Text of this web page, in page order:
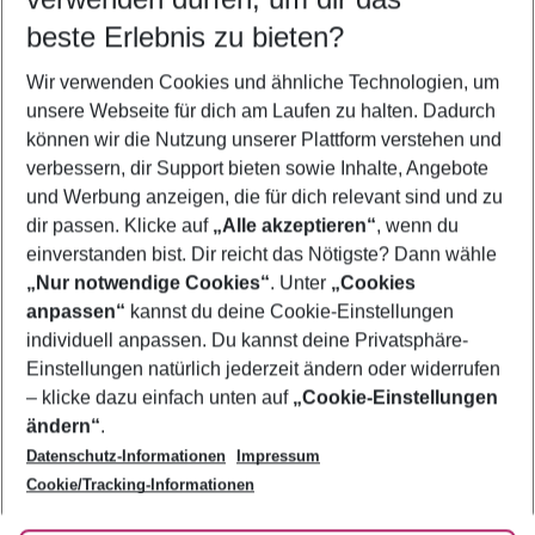
5-8 Nächte
2 Erwachsene Keine Kinder
Mehr Filter anzeigen
Footer
Footer navigation
Über uns
AGB
Bestpreisgarantie
Cookie-Einstellungen ändern
Cookie-Richtlinie
Agenturbetreuung
Barrierefreies Reisen
Folge uns
beste Erlebnis zu bieten?
Wir verwenden Cookies und ähnliche Technologien, um
unsere Webseite für dich am Laufen zu halten. Dadurch
können wir die Nutzung unserer Plattform verstehen und
verbessern, dir Support bieten sowie Inhalte, Angebote
und Werbung anzeigen, die für dich relevant sind und zu
dir passen. Klicke auf „Alle akzeptieren“, wenn du
einverstanden bist. Dir reicht das Nötigste? Dann wähle
„Nur notwendige Cookies“. Unter „Cookies
anpassen“ kannst du deine Cookie-Einstellungen
individuell anpassen. Du kannst deine Privatsphäre-
Einstellungen natürlich jederzeit ändern oder widerrufen
– klicke dazu einfach unten auf „Cookie-Einstellungen
ändern“.
Datenschutz-Informationen
Impressum
Cookie/Tracking-Informationen